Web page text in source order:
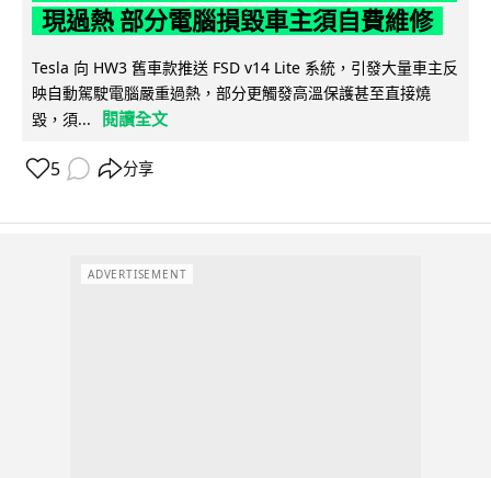
現過熱 部分電腦損毀車主須自費維修
Tesla 向 HW3 舊車款推送 FSD v14 Lite 系統，引發大量車主反
映自動駕駛電腦嚴重過熱，部分更觸發高溫保護甚至直接燒
毀，須...
閱讀全文
5 分享
ADVERTISEMENT